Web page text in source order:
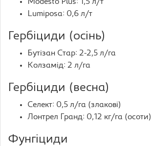
Modesto Plus: 1,5 л/т
Lumiposa: 0,6 л/т
Гербіциди (осінь)
Бутізан Стар: 2-2,5 л/га
Колзамід: 2 л/га
Гербіциди (весна)
Селект: 0,5 л/га (злакові)
Лонтрел Гранд: 0,12 кг/га (осоти)
Фунгіциди